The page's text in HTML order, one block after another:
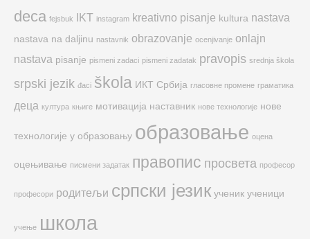
deca fejsbuk IKT instagram kreativno pisanje kultura nastava
nastava na daljinu nastavnik obrazovanje ocenjivanje onlajn
nastava pisanje pismeni zadaci pismeni zadatak pravopis srednja škola
srpski jezik đaci škola ИКТ Србија гласовне промене граматика
деца култура књиге мотивација наставник нове технологије нове
технологије у образовању образовање оцена
оцењивање писмени задатак правопис просвета професор
професори родитељи српски језик ученик ученици
учење школа